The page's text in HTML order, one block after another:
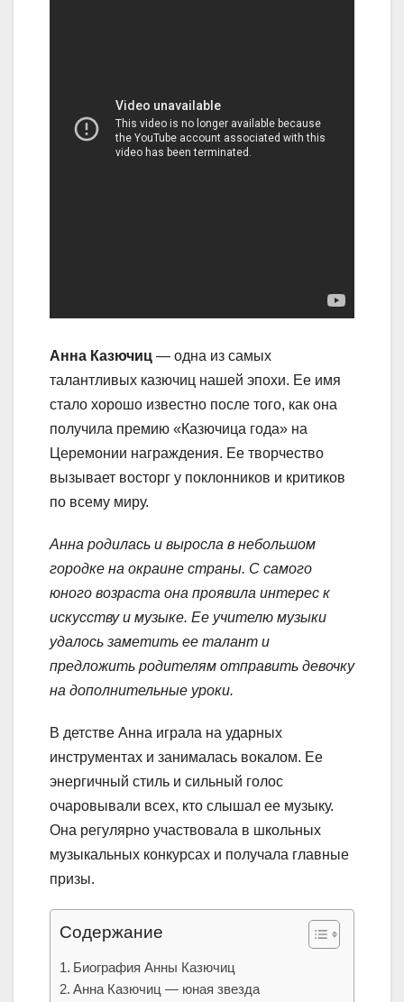
Анна Казючиц — одна из самых
талантливых казючиц нашей эпохи. Ее имя
стало хорошо известно после того, как она
получила премию «Казючица года» на
Церемонии награждения. Ее творчество
вызывает восторг у поклонников и критиков
по всему миру.
Анна родилась и выросла в небольшом
городке на окраине страны. С самого
юного возраста она проявила интерес к
искусству и музыке. Ее учителю музыки
удалось заметить ее талант и
предложить родителям отправить девочку
на дополнительные уроки.
В детстве Анна играла на ударных
инструментах и занималась вокалом. Ее
энергичный стиль и сильный голос
очаровывали всех, кто слышал ее музыку.
Она регулярно участвовала в школьных
музыкальных конкурсах и получала главные
призы.
Содержание
Биография Анны Казючиц
Анна Казючиц — юная звезда